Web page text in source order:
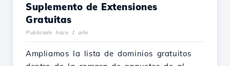
Suplemento de Extensiones
Gratuitas
Publicado hace 1 año
Ampliamos la lista de dominios gratuitos